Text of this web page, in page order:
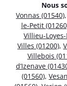
Nous
Vonnas (01540),
le-Petit
Villieu-
Villes (01200),
Villebois
d’Izenave
(01560),